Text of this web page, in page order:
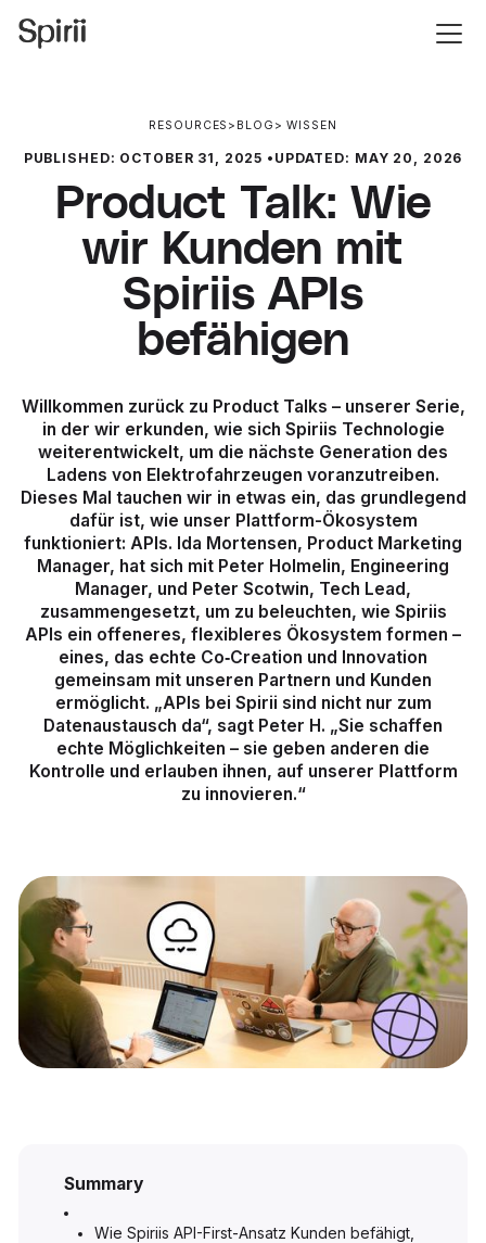
RESOURCES > BLOG >WISSEN
PUBLISHED: OCTOBER 31, 2025 • UPDATED: MAY 20, 2026
Product Talk: Wie
wir Kunden mit
Spiriis APIs
befähigen
Willkommen zurück zu Product Talks – unserer Serie,
in der wir erkunden, wie sich Spiriis Technologie
weiterentwickelt, um die nächste Generation des
Ladens von Elektrofahrzeugen voranzutreiben.
Dieses Mal tauchen wir in etwas ein, das grundlegend
dafür ist, wie unser Plattform-Ökosystem
funktioniert: APIs. Ida Mortensen, Product Marketing
Manager, hat sich mit Peter Holmelin, Engineering
Manager, und Peter Scotwin, Tech Lead,
zusammengesetzt, um zu beleuchten, wie Spiriis
APIs ein offeneres, flexibleres Ökosystem formen –
eines, das echte Co‑Creation und Innovation
gemeinsam mit unseren Partnern und Kunden
ermöglicht. „APIs bei Spirii sind nicht nur zum
Datenaustausch da“, sagt Peter H. „Sie schaffen
echte Möglichkeiten – sie geben anderen die
Kontrolle und erlauben ihnen, auf unserer Plattform
zu innovieren.“
Summary
Wie Spiriis API-First-Ansatz Kunden befähigt,